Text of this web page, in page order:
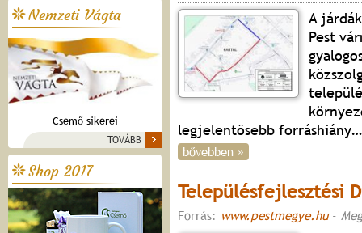
Nemzeti Vágta
Csemő sikerei
TOVÁBB
Shop 2017
A
Pest
legjelentősebb forráshiány…
bővebben »
Településfejlesztési
Forrás: www.pestmegye.hu-